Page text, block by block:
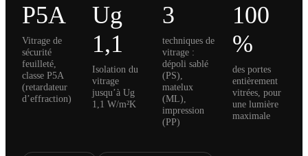
P5A
Vitrage de
sécurité
feuilleté,
classe P5A
(retardateur
d’effraction)
Ug
1,1
Isolation du
vitrage
jusqu’à Ug
1,1 W/m²K
3
techniques de
vitrage :
dépoli sablé
(PS),
matelux
(ML),
impression
(PP)
100
%
des portes
entièrement
vitrées, pour
une lumière
maximale